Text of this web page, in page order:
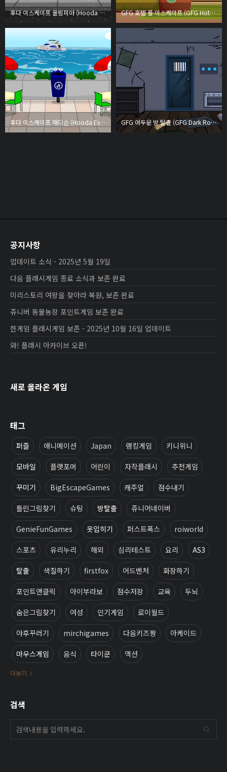
후다 이스케이프 올림피아 (Hooda Escape Olympia) GFG 호텔 룸 이스케이프 (GFG Hotel Room Escape)
후다 이스케이프 매디슨 (Hooda Escape Madison) GFG 어두운 방 탈출 (GFG Dark Room Escape)
공지사항
업데이트 소식 - 2025년 5월 19일
다음 플래시게임 종료 소식과 보존 완료
미리스토리 여왕을 찾아라 복원, 보존 완료
쥬니버 동물농장 포인트게임 보존 완료
한게임 플래시게임 보존 - 2025년 10월 16일 업데이트
와! 플래시 아카이브 오픈!
새로 올라온 게임
태그
퍼즐 애니메이션 Japan 랭킹게임 키니위니
모바일 플랫포머 어린이 자작플래시 추천게임
꾸미기 BigEscapeGames 캐주얼 점수내기
틀린그림찾기 슈팅 방탈출 쥬니어네이버
GenieFunGames 옷입히기 퍼스트폭스 roiworld
스포츠 유리누리 해외 심리테스트 요리 AS3
탈출 색칠하기 firstfox 어드벤처 화장하기
포인트앤클릭 아이부라보 점수저장 교육 두뇌
숨은그림찾기 여성 인기게임 로이월드
야후꾸러기 mirchigames 다음키즈짱 아케이드
마우스게임 음식 타이쿤 액션
더보기
검색